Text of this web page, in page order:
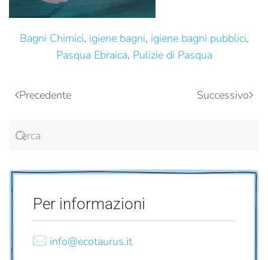
Bagni Chimici, igiene bagni, igiene bagni pubblici,
Pasqua Ebraica, Pulizie di Pasqua
Precedente Successivo
Per informazioni
info@ecotaurus.it